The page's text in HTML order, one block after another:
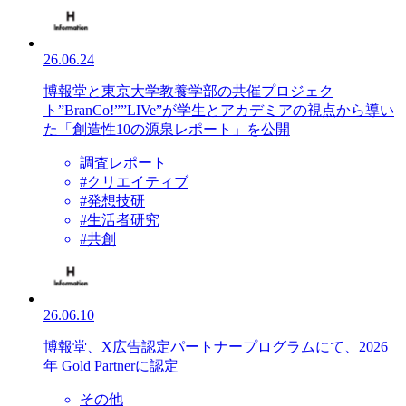
26.06.24
博報堂と東京大学教養学部の共催プロジェク
ト”BranCo!””LIVe”が学生とアカデミアの視点から導い
た「創造性10の源泉レポート」を公開
調査レポート
#クリエイティブ
#発想技研
#生活者研究
#共創
26.06.10
博報堂、X広告認定パートナープログラムにて、2026
年 Gold Partnerに認定
その他